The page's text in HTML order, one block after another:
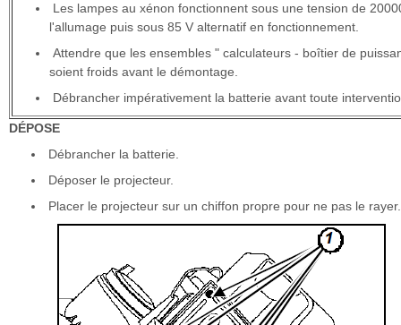
Les lampes au xénon fonctionnent sous une tension de
l'allumage puis sous 85 V alternatif en fonctionnement.
Attendre que les ensembles " calculateurs - boîtier de
soient froids avant le démontage.
Débrancher impérativement la batterie avant toute
DÉPOSE
Débrancher la batterie.
Déposer le projecteur.
Placer le projecteur sur un chiffon propre pour ne pas le rayer.